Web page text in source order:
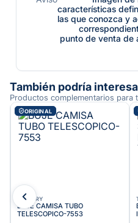
características
las que conozca y
punto de venta de
También podría
Productos complementarios para
ORIGINAL
VICTORY
BUJE CAMISA TUBO
TELESCOPICO-7553